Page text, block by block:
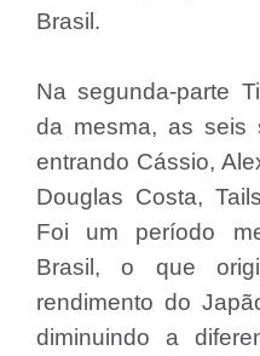
Brasil.
Na segunda-parte
da mesma, as seis
entrando Cássio,
Douglas Costa,
Foi um período
Brasil, o que
rendimento do
diminuindo a